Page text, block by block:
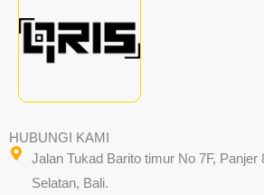
HUBUNGI KAMI
Jalan Tukad Barito timur No 7F, Panjer
Selatan, Bali.